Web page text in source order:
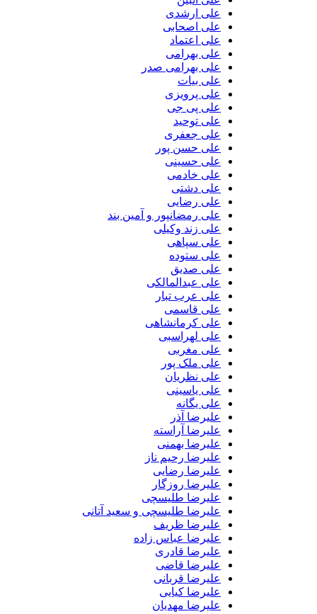
علی ارشدی
علی اصحابی
علی اعتماد
علی بهرامی
علی بهرامی صدر
علی بیات
علی پرویزی
علی پی جی
علی توحید
علی جعفری
علی حسن پور
علی حسینی
علی خادمی
علی دشتی
علی رضایی
علی رمضانپور و آمین بند
علی زند وکیلی
علی سپاهی
علی ستوده
علی صدیق
علی عبدالمالکی
علی عرب تبار
علی قاسمی
علی کرمانشاهی
علی لهراسبی
علی مغربی
علی ملک پور
علی نظریان
علی یاسینی
علی یگانه
علیرضا آذر
علیرضا آراسته
علیرضا بهمنی
علیرضا رحیم ناز
علیرضا رضایی
علیرضا روزگار
علیرضا طلیسچی
علیرضا طلیسچی و سعید آتانی
علیرضا ظریف
علیرضا عباس زاده
علیرضا قادری
علیرضا قاضی
علیرضا قربانی
علیرضا کیایی
علیرضا مهدیان